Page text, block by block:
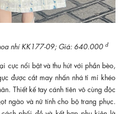
nhí KK177-09; Giá: 640.000 đ
cực nổi bật và thu hút với phần bèo,
được cắt may nhấn nhá tỉ mỉ khéo
Thiết kế tay cánh tiên vô cùng độc
ngào và nữ tính cho bộ trang phục.